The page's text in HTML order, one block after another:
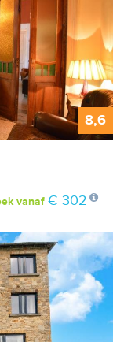
8,6
vanaf € 302